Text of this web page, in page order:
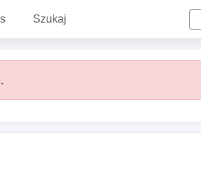
Szukaj